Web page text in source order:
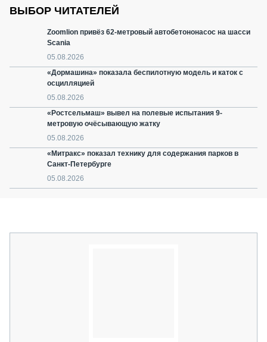
ВЫБОР ЧИТАТЕЛЕЙ
Zoomlion привёз 62-метровый автобетононасос на шасси
Scania
05.08.2026
«Дормашина» показала беспилотную модель и каток с
осцилляцией
05.08.2026
«Ростсельмаш» вывел на полевые испытания 9-
метровую очёсывающую жатку
05.08.2026
«Митракс» показал технику для содержания парков в
Санкт-Петербурге
05.08.2026